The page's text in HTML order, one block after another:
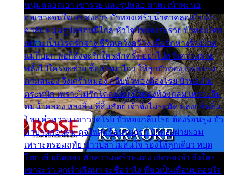
หนุ่มหลอกเอา เขารวย และรูปหล่อ มาพะเน้าพะนอ
ออเซาะจนใจเบา สงสาร บัวทองเศร้า น้ำตาคลอเบ้า เฝ้า
อาลัย หนุ่มรูปหล่อหนีไกล หัวใจบัวทองระรวย บัวทองโศก
เพราะเป็นโรครักจาง ชีวิตเคว้งคว้าง เมื่อรักห่างร้างไกล
แม่ก็บอก พ่อก็สั่งจะรักใครสักครั้ง อย่าไปหวังความรวย
พลั้งไปใครจะช่วย ซื้อเปลมาไกว ให้ลูกบัวทอง เวรกรรม
ตามสนอง จึงเศร้าหมอง กลีบบัวทองต้องโรย บัวทองไม่
ตระหนัก เพราะไม่รักโคลนตม บัวทองท้องกลม เพราะลืม
ตมน้ำคลอง หลงลิ้น ที่สิ้นสัตย์ เจ้าจึงไม่ระมัด หลงกลิ่นลิ้น
โชย คำหวาน เขาวาดโรย บัวทองกลีบโรย ต้องร้อนรุม บัว
มาบานก่อนตูม ดุจไฟสุมร้อนรุมอุรา บัวทองผ่ายผอม
เพราะตรอมฤทัย ข้าวปลาไม่สนใจ ร้องไห้ลูกเดียว หยุด
โศก เสียเถิดทอง พักความเศร้าหมอง เถิดทองจ๋า ถึงใคร
เขาจะว่า ลูกเจ้าเกิดมา จะชื่อว่าไง พี่ขอเป็นเพื่อนปลอบใจ